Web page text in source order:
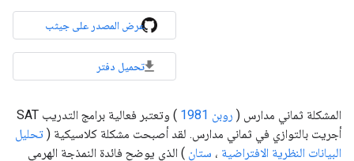
عرض المصدر على جيثب
تحميل دفتر
المشكلة ثماني مدارس ( روبن 1981
) وتعتبر فعالية برامج التدريب SAT
أجريت بالتوازي في ثماني مدارس. لقد أصبحت مشكلة كلاسيكية ( تحليل
البيانات النظرية الافتراضية ، ستان ) الذي يوضح فائدة النمذجة الهرمي